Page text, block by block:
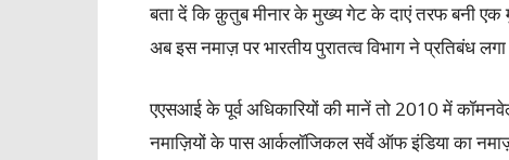
बता दें कि क़ुतुब मीनार के मुख्य गेट के दाएं तरफ बनी एक
अब इस नमाज़ पर भारतीय पुरातत्व विभाग ने प्रतिबंध लगा
एएसआई के पूर्व अधिकारियों की मानें तो 2010 में
नमाज़ियों के पास आर्कलॉजिकल सर्वे ऑफ इंडिया का